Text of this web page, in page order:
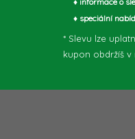
♦ speciální
* Slevu lze
kupon obdržíš v